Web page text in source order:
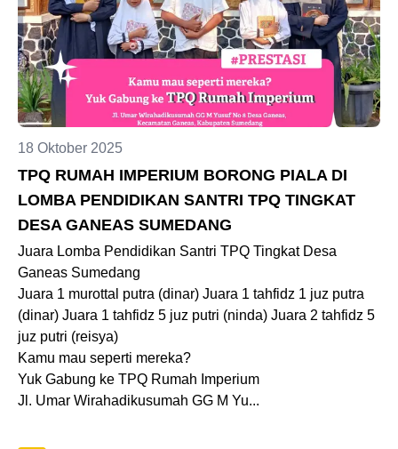
18 Oktober 2025
TPQ RUMAH IMPERIUM BORONG PIALA DI
LOMBA PENDIDIKAN SANTRI TPQ TINGKAT
DESA GANEAS SUMEDANG
Juara Lomba Pendidikan Santri TPQ Tingkat Desa
Ganeas Sumedang
Juara 1 murottal putra (dinar) Juara 1 tahfidz 1 juz putra
(dinar) Juara 1 tahfidz 5 juz putri (ninda) Juara 2 tahfidz 5
juz putri (reisya)
Kamu mau seperti mereka?
Yuk Gabung ke TPQ Rumah Imperium
Jl. Umar Wirahadikusumah GG M Yu...